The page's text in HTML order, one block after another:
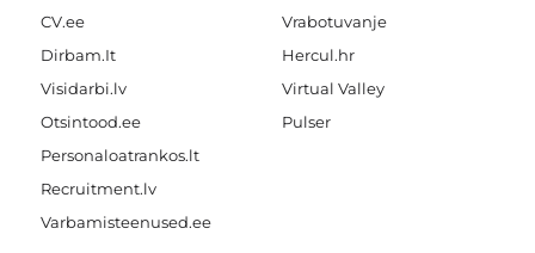
CV.ee
Dirbam.It
Visidarbi.lv
Otsintood.ee
Personaloatrankos.lt
Recruitment.lv
Varbamisteenused.ee
Vrabotuvanje
Hercul.hr
Virtual Valley
Pulser